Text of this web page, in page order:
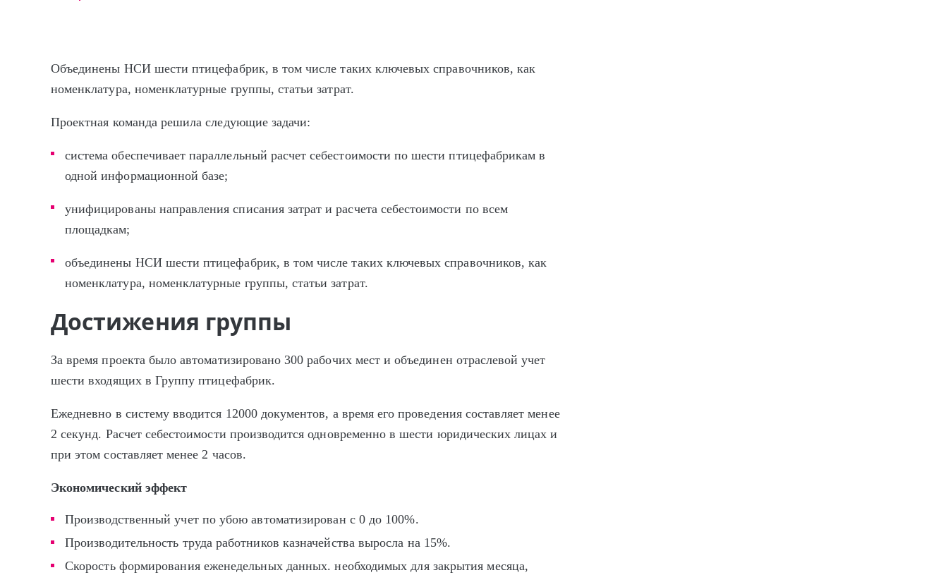
Объединены НСИ шести птицефабрик, в том числе таких ключевых справочников, как
номенклатура, номенклатурные группы, статьи затрат.
Проектная команда решила следующие задачи:
система обеспечивает параллельный расчет себестоимости пошести птицефабрикам в
одной информационной базе;
унифицированы направления списания затрат и расчета себестоимости по всем
площадкам;
объединены НСИ шести птицефабрик, в том числе таких ключевых справочников, как
номенклатура, номенклатурные группы, статьи затрат.
Достижения группы
За время проекта было автоматизировано 300 рабочих мест и объединен отраслевой учет
шести входящих в Группу птицефабрик.
Ежедневно в систему вводится 12000 документов, а время его проведения составляет менее
2 секунд. Расчет себестоимости производится одновременно в шести юридических лицах и
при этом составляет менее 2 часов.
Экономический эффект
Производственный учет по убою автоматизирован с 0 до 100%.
Производительность труда работников казначейства выросла на 15%.
Скорость формирования еженедельных данных. необходимых для закрытия месяца,